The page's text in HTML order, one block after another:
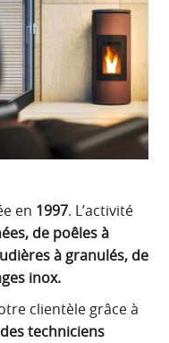
en 1997. L’activité
de poêles à
à granulés, de
inox.
clientèle grâce à
techniciens